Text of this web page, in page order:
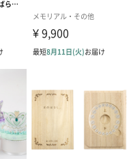
書き用(印刷なし)（0
）